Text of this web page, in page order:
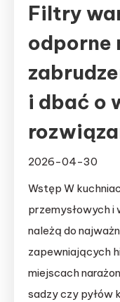
Filtry
odporne
i dbać o
2026-04-30
Wstęp W
przemysłowych
należą do
zapewniających
miejscach
sadzy czy pyłów